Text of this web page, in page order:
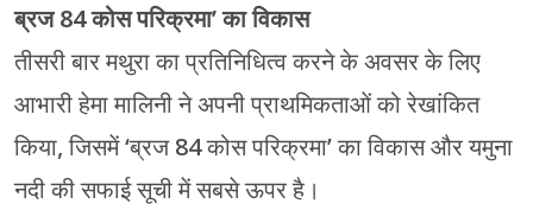
ब्रज 84 कोस परिक्रमा’ का विकास
तीसरी बार मथुरा का प्रतिनिधित्व करने के अवसर के लिए
आभारी हेमा मालिनी ने अपनी प्राथमिकताओं को रेखांकित
किया, जिसमें ‘ब्रज 84 कोस परिक्रमा’ का विकास और यमुना
नदी की सफाई सूची में सबसे ऊपर है।